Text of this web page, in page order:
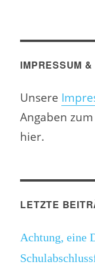
IMPRESSUM
Unsere
Angaben zum
hier.
LETZTE
Achtung, eine